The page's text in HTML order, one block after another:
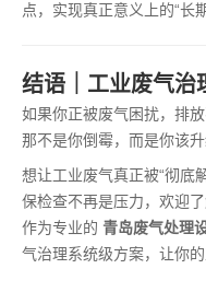
点，实现真正意义上的“长
结语｜工业废气治
如果你正被废气困扰，排
那不是你倒霉，而是你该升
想让工业废气真正被“彻底
保检查不再是压力，欢迎了
作为专业的 青岛废气处理
气治理系统级方案，让你